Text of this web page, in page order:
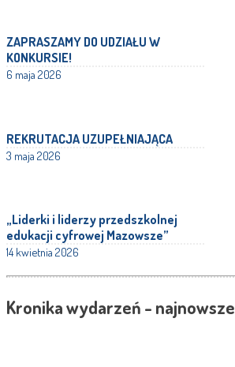
ZAPRASZAMY DO UDZIAŁU W
KONKURSIE!
6 maja 2026
REKRUTACJA UZUPEŁNIAJĄCA
3 maja 2026
„Liderki i liderzy przedszkolnej
edukacji cyfrowej Mazowsze”
14 kwietnia 2026
Kronika wydarzeń - najnowsze